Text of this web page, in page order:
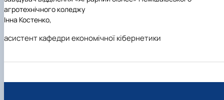
агротехнічного коледжу
Інна Костенко,
асистент кафедри економічної кібернетики